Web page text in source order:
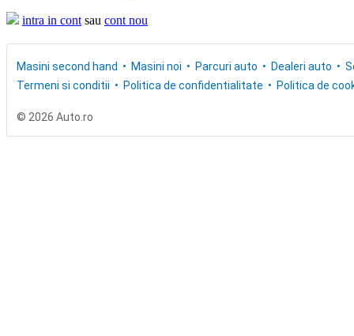
intra in cont sau cont nou
Masini second hand Masini noi Parcuri auto Dealeri auto
Termeni si conditii
Politica de confidentialitate Politica de
© 2026 Auto.ro